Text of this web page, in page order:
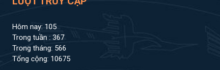
Hôm nay: 105
Trong tuần : 367
Trong tháng: 566
Tổng cộng: 10675